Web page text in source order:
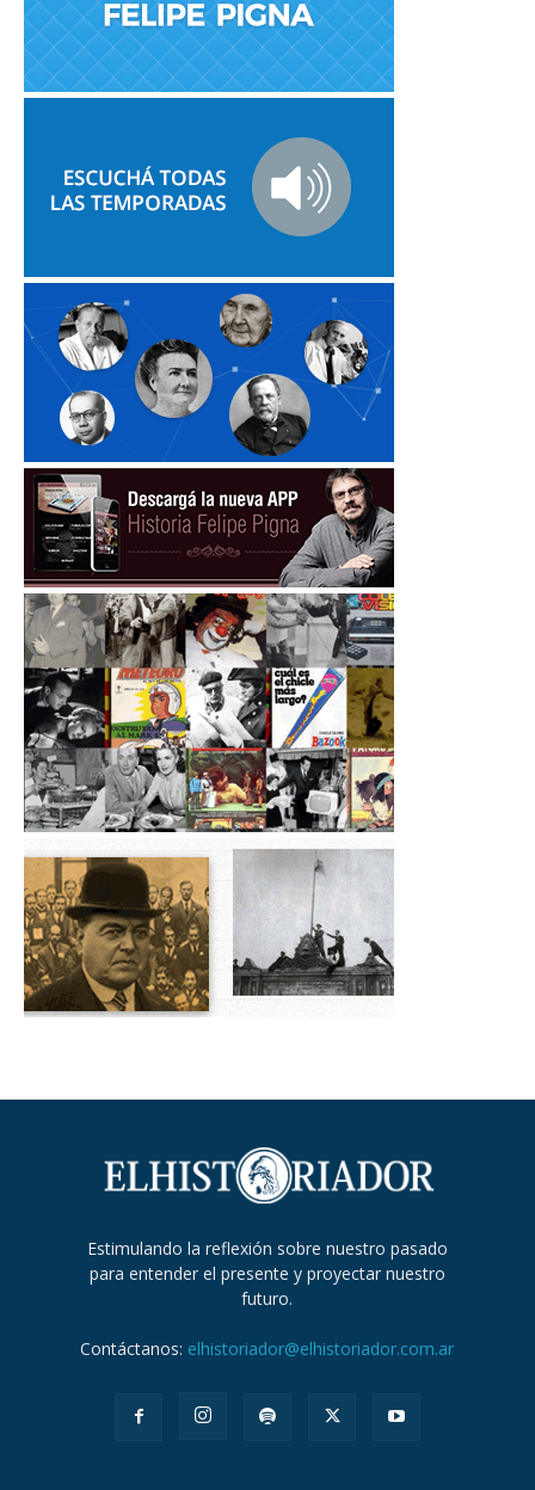
Estimulando la reflexión sobre nuestro pasado
para entender el presente y proyectar nuestro
futuro.
Contáctanos: elhistoriador@elhistoriador.com.ar